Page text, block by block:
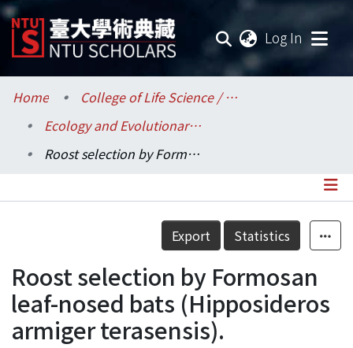
Log In
Communities & Collections
Research Outputs
Statistics
Home
College of Life Science / 生命科學院
Ecology and Evolutionary Biology / 生態學與演化生物學研究所
Roost selection by Formosan leaf-nosed bats (Hipposideros armiger terasensis).
Details
Export Statistics
Roost selection by Formosan
leaf-nosed bats (Hipposideros
armiger terasensis).